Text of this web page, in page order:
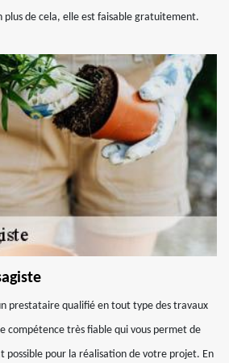
plus de cela, elle est faisable gratuitement.
prestataire qualifié en tout type des travaux
compétence très fiable qui vous permet de
pour la réalisation de votre projet. En